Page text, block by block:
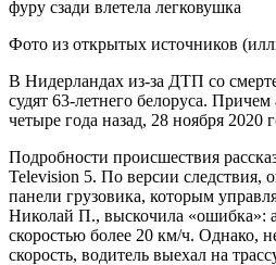
Фото из открытых источников
В Нидерландах из-за ДТП со
судят 63-летнего белоруса.
четыре года назад, 28 ноября 2020
Подробности происшествия
Television 5. По версии следствия,
панели грузовика, которым
Николай П., выскочила «ошибка»:
скоростью более 20 км/ч. Однако,
скорость, водитель выехал на